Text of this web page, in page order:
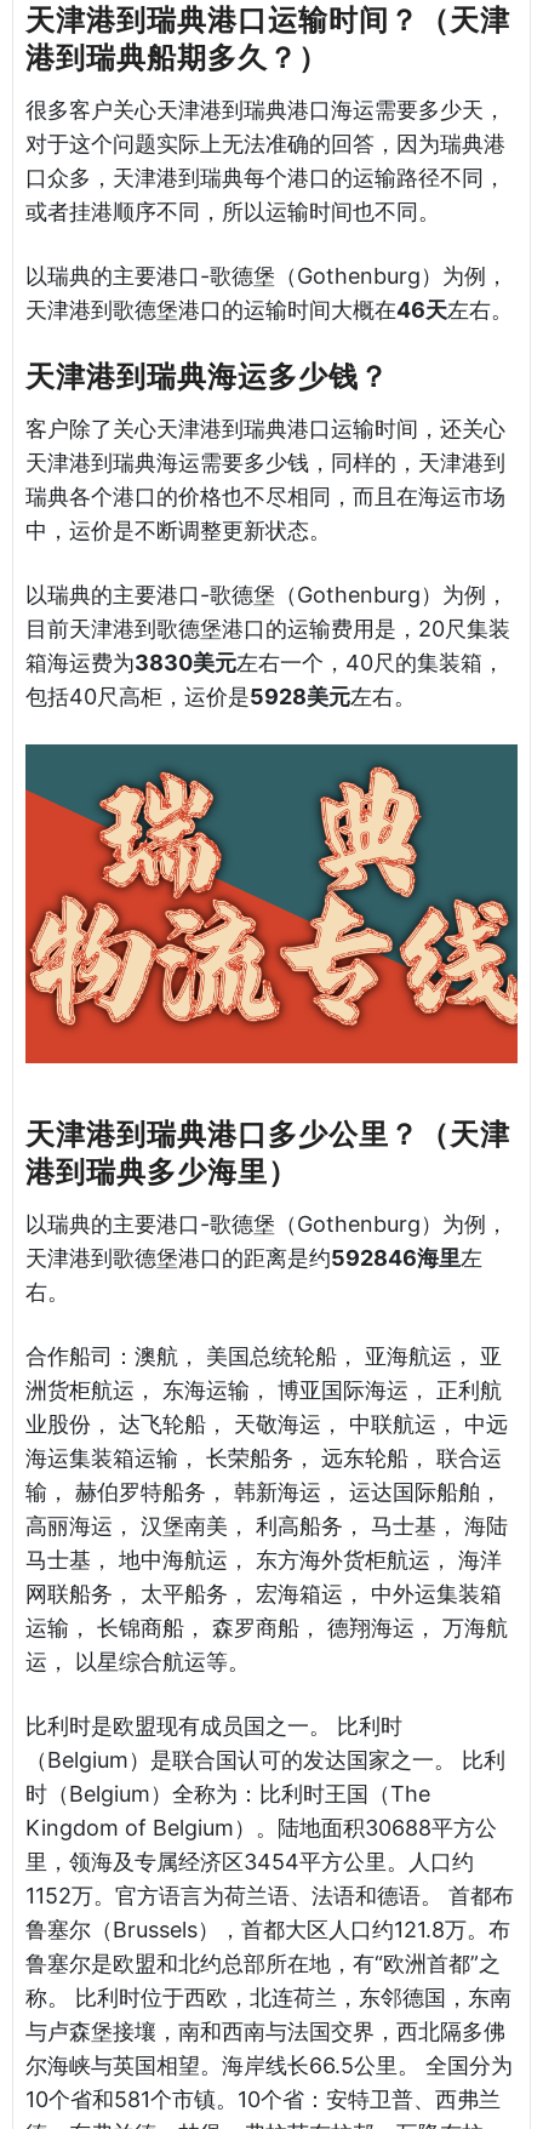
天津港到瑞典港口运输时间？（天津
港到瑞典船期多久？）
很多客户关心天津港到瑞典港口海运需要多少天，
对于这个问题实际上无法准确的回答，因为瑞典港
口众多，天津港到瑞典每个港口的运输路径不同，
或者挂港顺序不同，所以运输时间也不同。
以瑞典的主要港口-歌德堡（Gothenburg）为例，
天津港到歌德堡港口的运输时间大概在46天左右。
天津港到瑞典海运多少钱？
客户除了关心天津港到瑞典港口运输时间，还关心
天津港到瑞典海运需要多少钱，同样的，天津港到
瑞典各个港口的价格也不尽相同，而且在海运市场
中，运价是不断调整更新状态。
以瑞典的主要港口-歌德堡（Gothenburg）为例，
目前天津港到歌德堡港口的运输费用是，20尺集装
箱海运费为3830美元左右一个，40尺的集装箱，
包括40尺高柜，运价是5928美元左右。
天津港到瑞典港口多少公里？（天津
港到瑞典多少海里）
以瑞典的主要港口-歌德堡（Gothenburg）为例，
天津港到歌德堡港口的距离是约592846海里左
右。
合作船司：澳航， 美国总统轮船， 亚海航运， 亚
洲货柜航运， 东海运输， 博亚国际海运， 正利航
业股份， 达飞轮船， 天敬海运， 中联航运， 中远
海运集装箱运输， 长荣船务， 远东轮船， 联合运
输， 赫伯罗特船务， 韩新海运， 运达国际船舶，
高丽海运， 汉堡南美， 利高船务， 马士基， 海陆
马士基， 地中海航运， 东方海外货柜航运， 海洋
网联船务， 太平船务， 宏海箱运， 中外运集装箱
运输， 长锦商船， 森罗商船， 德翔海运， 万海航
运， 以星综合航运等。
比利时是欧盟现有成员国之一。 比利时
（Belgium）是联合国认可的发达国家之一。 比利
时（Belgium）全称为：比利时王国（The
Kingdom of Belgium）。陆地面积30688平方公
里，领海及专属经济区3454平方公里。人口约
1152万。官方语言为荷兰语、法语和德语。 首都布
鲁塞尔（Brussels），首都大区人口约121.8万。布
鲁塞尔是欧盟和北约总部所在地，有“欧洲首都”之
称。 比利时位于西欧，北连荷兰，东邻德国，东南
与卢森堡接壤，南和西南与法国交界，西北隔多佛
尔海峡与英国相望。海岸线长66.5公里。 全国分为
10个省和581个市镇。10个省：安特卫普、西弗兰